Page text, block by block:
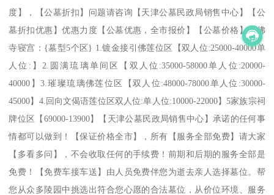
度】，【公墓折扣】问题请咨询【天津公墓民政局销售中心】【公
墓折扣优惠】优惠力度【公墓优惠，全市报价】【公墓价格】玉佛
寺寝宫：{墓型5个区} 1.镀金接引佛莲位区【双人位:25000-40000单
人位:】2.圆满琉璃单间区【双人位:35000-58000单人位:20000-
40000】3.璀璨琉璃佛莲位区【双人位:48000-78000单人位:30000-
45000】4.回向文偈语莲位区双人位:单人位:10000-22000】5家族宗祠
牌位区【69000-13900】【天津公墓民政局销售中心】承诺的任何事
情都可以做到！【保证价格全市】，所有【服务全部免费】请大家
【多看多问】，不会收取任何的手续费！前期和后期的服务全部是
免费！【免费车接车送】由人员免费伴您为逝去亲人选择墓位。帮
您从众多陵园中挑选出符合您心愿的合法墓位，从价位环境、服务